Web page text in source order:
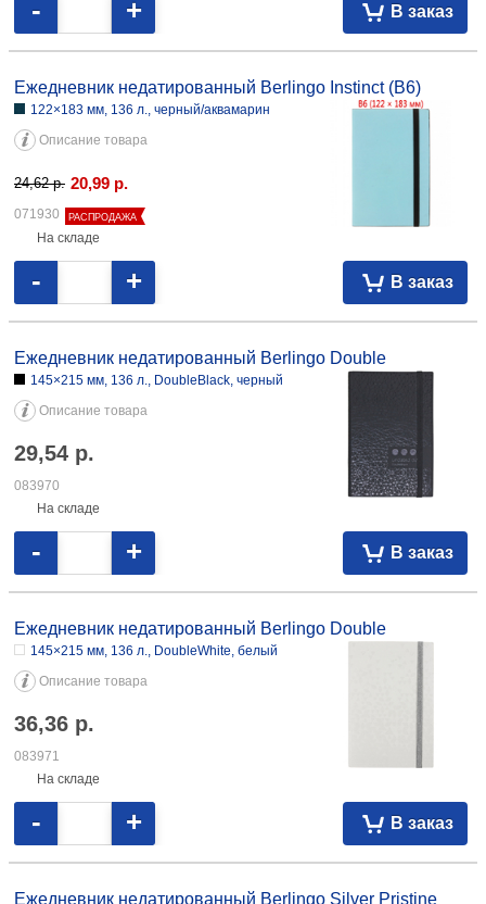
Описание товара
32,09р.
071922
На складе
- +
Ежедневник недатированный Berlingo Instinct (В6)
122×183 мм, 136 л., черный/аквамарин
Описание товара
20,99р.
071930
На складе
- +
Ежедневник недатированный Berlingo Double
145×215 мм, 136 л., DoubleBlack, черный
Описание товара
29,54р.
083970
На складе
- +
Ежедневник недатированный Berlingo Double
145×215 мм, 136 л., DoubleWhite, белый
Описание товара
36,36р.
083971